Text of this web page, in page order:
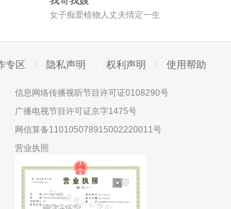
女子痴爱植物人丈夫情定一生
专区 隐私声明 权利声明 使用帮助
信息网络传播视听节目许可证0108290号
广播电视节目许可证京字1475号
网信算备110105078915002220011号
营业执照